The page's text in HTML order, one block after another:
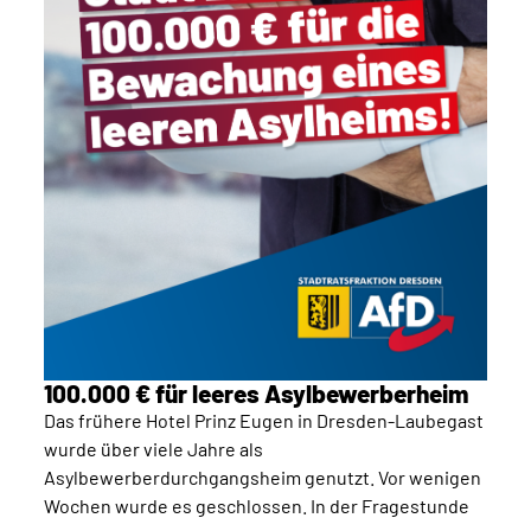
100.000 € für leeres Asylbewerberheim
Das frühere Hotel Prinz Eugen in Dresden-Laubegast
wurde über viele Jahre als
Asylbewerberdurchgangsheim genutzt. Vor wenigen
Wochen wurde es geschlossen. In der Fragestunde